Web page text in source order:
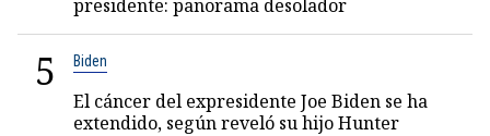
presidente: panorama desolador
5 Biden
El cáncer del expresidente Joe Biden se ha
extendido, según reveló su hijo Hunter